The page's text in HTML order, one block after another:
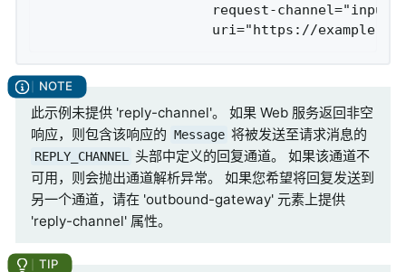
request-
uri="https://
此示例未提供 'reply-channel'。 如果 Web 服务返回非空
响应，则包含该响应的 Message 将被发送至请求消息的
REPLY_CHANNEL
头部中定义的回复通道。 如果该通道不
可用，则会抛出通道解析异常。 如果您希望将回复发送到
另一个通道，请在 'outbound-gateway' 元素上提供
'reply-channel' 属性。